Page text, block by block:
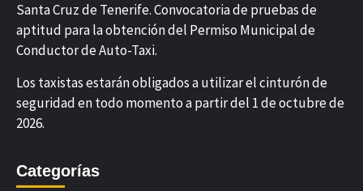
Santa Cruz de Tenerife. Convocatoria de pruebas de
aptitud para la obtención del Permiso Municipal de
Conductor de Auto-Taxi.
Los taxistas estarán obligados a utilizar el cinturón de
seguridad en todo momento a partir del 1 de octubre de
2026.
Categorías